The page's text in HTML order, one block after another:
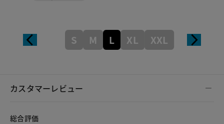
S M L XL XXL
カスタマーレビュー
総合評価